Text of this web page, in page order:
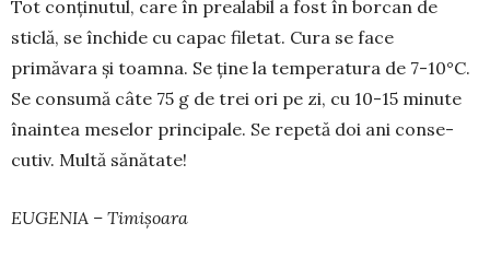
Tot conținutul, care în prealabil a fost în borcan de
sticlă, se închide cu capac filetat. Cura se face
primăvara și toamna. Se ține la temperatura de 7-10°C.
Se consumă câte 75 g de trei ori pe zi, cu 10-15 minute
înaintea me­se­lor principale. Se repetă doi ani conse­
cutiv. Multă să­nă­tate!
EUGENIA – Timișoara